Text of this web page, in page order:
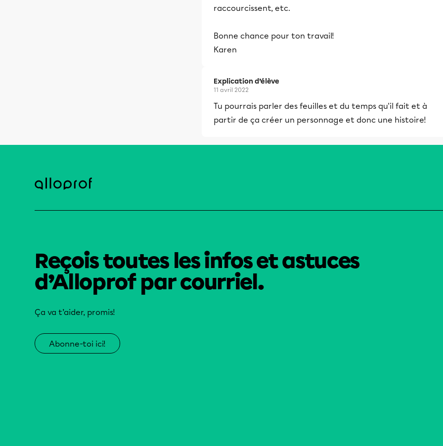
raccourcissent, etc.
Bonne chance pour ton travail!
Karen
Explication d’élève
11 avril 2022
Tu pourrais parler des feuilles et du temps qu'il fait et à
partir de ça créer un personnage et donc une histoire!
Reçois toutes les infos et astuces
d’Alloprof par courriel.
Ça va t’aider, promis!
Abonne-toi ici!